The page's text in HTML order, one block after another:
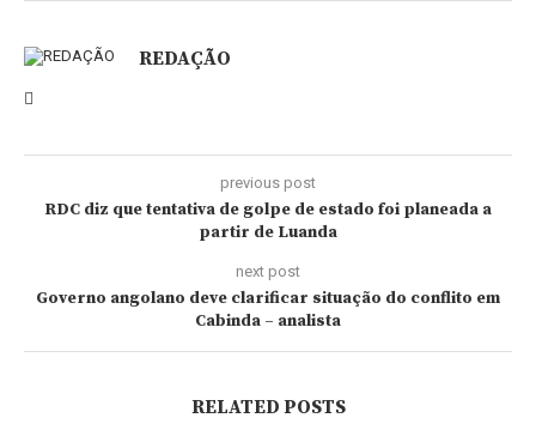
REDAÇÃO
previous post
RDC diz que tentativa de golpe de estado foi planeada a
partir de Luanda
next post
Governo angolano deve clarificar situação do conflito em
Cabinda – analista
RELATED POSTS